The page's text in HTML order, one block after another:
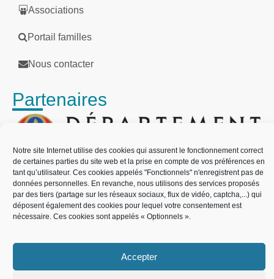
Notre site Internet utilise des cookies qui assurent le fonctionnement correct
de certaines parties du site web et la prise en compte de vos préférences en
tant qu’utilisateur. Ces cookies appelés "Fonctionnels" n'enregistrent pas de
données personnelles. En revanche, nous utilisons des services proposés
par des tiers (partage sur les réseaux sociaux, flux de vidéo, captcha,...) qui
déposent également des cookies pour lequel votre consentement est
nécessaire. Ces cookies sont appelés « Optionnels ».
Accepter
Associations
Portail familles
Nous contacter
Partenaires